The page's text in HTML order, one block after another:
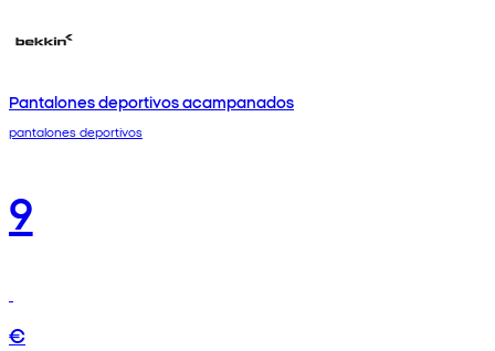
Pantalones deportivos acampanados
pantalones deportivos
9
€